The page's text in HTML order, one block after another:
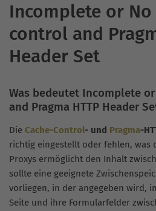
Incomplete or No
control and
Header Set
Was bedeutet Incomplete
and Pragma HTTP Header
Die Cache-Control- und Pragma-
richtig eingestellt oder fehlen, was
Proxys ermöglicht den Inhalt
sollte eine geeignete
vorliegen, in der angegeben wird,
Seite und ihre Formularfelder